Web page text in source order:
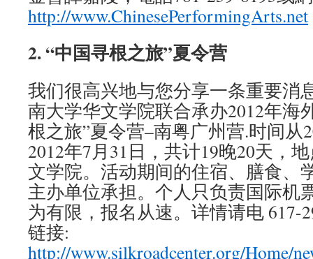
http://www.ChinesePerformingArts.net
2. “中国寻根之旅”夏令营
我们很高兴地与您分享一条重要消
南大学华文学院联合承办2012年海
根之旅”夏令营–南粤广州营.时间从
2012年7月31日，共计19晚20天，
文学院。活动期间的住宿、膳食、
主办单位承担。个人只负责国际机
为有限，报名从速。详情请电 617-
链接:
http://www.silkroadcenter.org/Home/